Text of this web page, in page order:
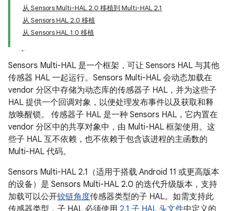
从 Sensors Multi-HAL 2.0 移植到 Multi-HAL 2.1
从 Sensors HAL 2.0 移植
从 Sensors HAL 1.0 移植
Sensors Multi-HAL 是一个框架，可让 Sensors HAL 与其他
传感器 HAL 一起运行。Sensors Multi-HAL 会动态加载在
vendor 分区中存储为动态库的传感器子 HAL，并为这些子
HAL 提供一个回调对象，以便处理发布事件以及获取和释
放唤醒锁。 传感器子 HAL 是一种 Sensors HAL，它内置在
vendor 分区中的共享对象中，由 Multi-HAL 框架使用。这
些子 HAL 互不依赖，也不依赖于包含该进程的主函数的
Multi-HAL 代码。
Sensors Multi-HAL 2.1（适用于搭载 Android 11 或更高版本
的设备）是 Sensors Multi-HAL 2.0 的迭代升级版本，支持
加载可以公开铰链角度传感器类型的子 HAL。如需支持此
传感器类型，子 HAL 必须使用 2.1 子 HAL 头文件中定义的